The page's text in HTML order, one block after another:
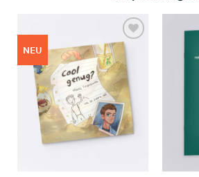
NEU
Zum
Merkzettel
hinzufügen